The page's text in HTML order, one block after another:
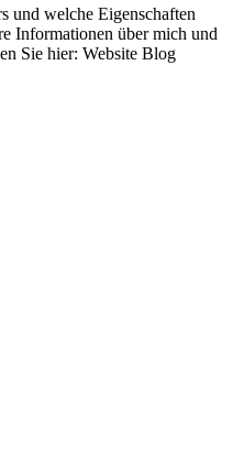
und welche Eigenschaften
Informationen über mich und
Sie hier: Website Blog